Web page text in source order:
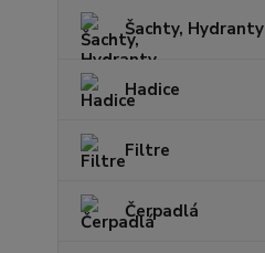
Šachty, Hydranty
Hadice
Filtre
Čerpadlá